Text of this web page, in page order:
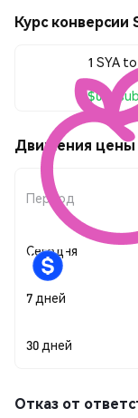
Курс конверсии
1 SYA
Движения цены
Период
Сегодня
7 дней
30 дней
Отказ от